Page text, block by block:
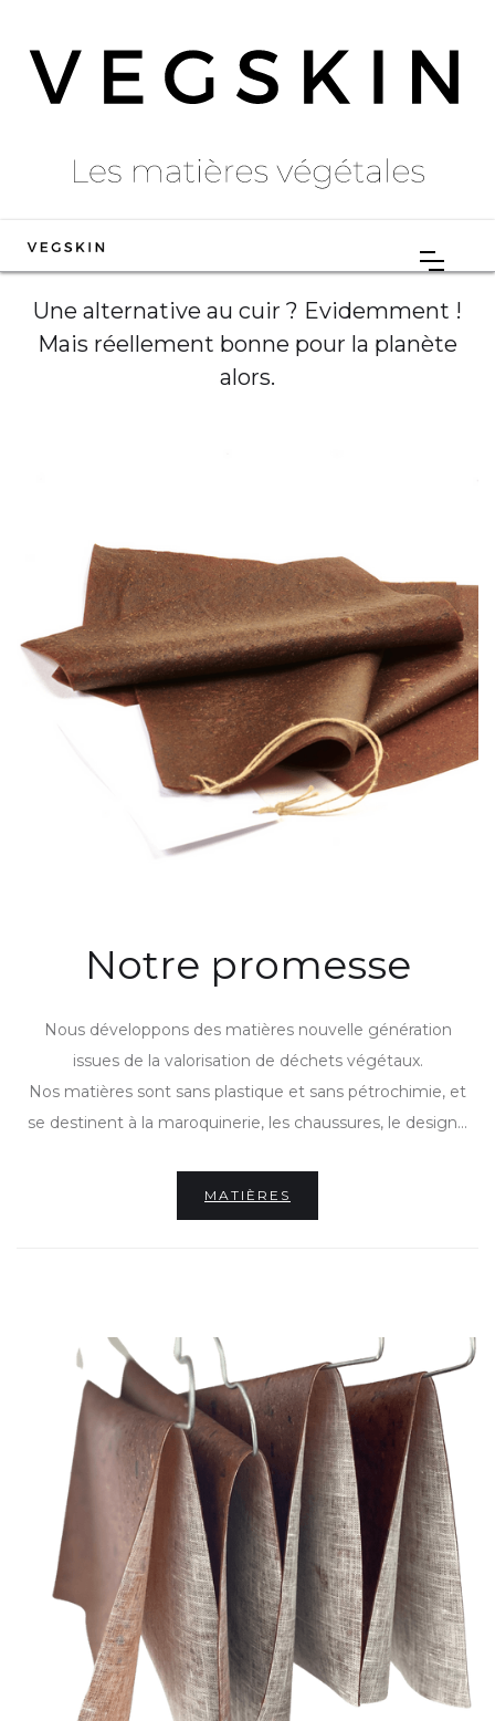
Une alternative au cuir ? Evidemment !
Mais réellement bonne pour la planète
alors.
Notre promesse
Nous développons des matières nouvelle génération
issues de la valorisation de déchets végétaux.
Nos matières sont sans plastique et sans pétrochimie, et
se destinent à la maroquinerie, les chaussures, le design...
MATIÈRES